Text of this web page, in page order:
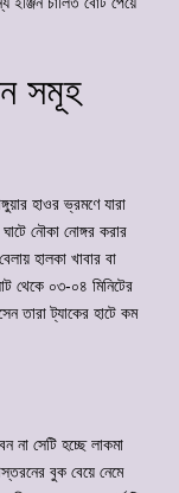
সমূহ
হাওর ভ্রমণে যারা
নৌকা নোঙ্গর করার
হালকা খাবার বা
থেকে ০৩-০৪ মিনিটের
তারা ট্যাকের হাটে কম
না সেটি হচ্ছে লাকমা
বুক বেয়ে নেমে